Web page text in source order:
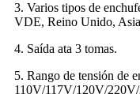
3. Varios tipos de
VDE, Reino Unido,
4. Saída ata 3 tomas.
5. Rango de tensión de
110V/117V/120V/